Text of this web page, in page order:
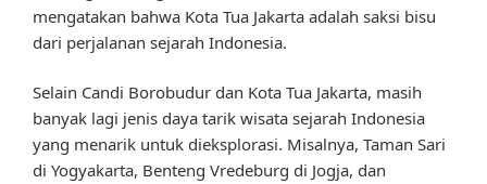
mengatakan bahwa Kota Tua Jakarta adalah saksi bisu
dari perjalanan sejarah Indonesia.
Selain Candi Borobudur dan Kota Tua Jakarta, masih
banyak lagi jenis daya tarik wisata sejarah Indonesia
yang menarik untuk dieksplorasi. Misalnya, Taman Sari
di Yogyakarta, Benteng Vredeburg di Jogja, dan